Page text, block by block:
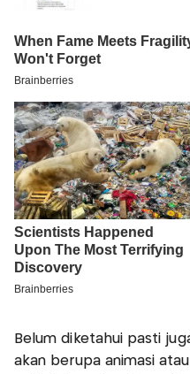
Belum diketahui pasti
akan berupa animasi